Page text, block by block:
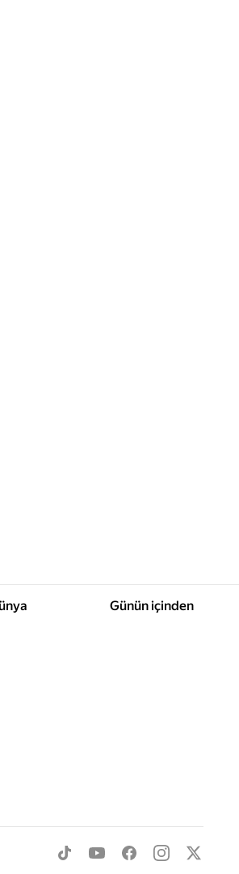
Günün içinden